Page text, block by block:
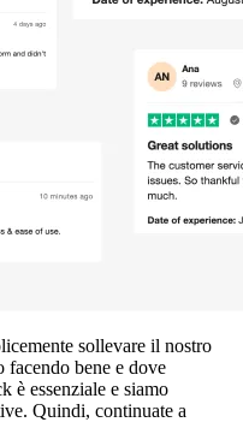
sollevare il nostro
facendo bene e dove
è essenziale e siamo
Quindi, continuate a